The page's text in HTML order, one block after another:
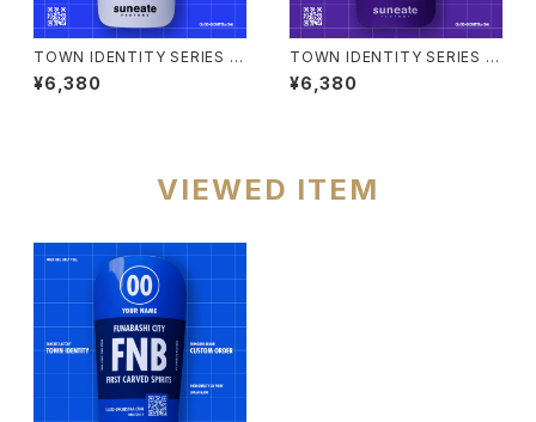
TOWN IDENTITY SERIES J
APAN EDITION [SHIMIZU CI
TY]
¥6,380
TOWN IDENTITY SERIES J
APAN EDITION [FUJIEDA CI
TY]
¥6,380
VIEWED ITEM